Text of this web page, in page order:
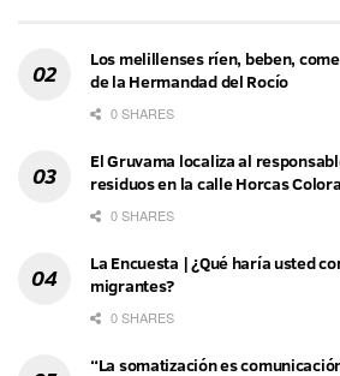
Los melillenses ríen, beben,
de la Hermandad del Rocío
0 SHARES
El Gruvama localiza al
residuos en la calle Horcas
0 SHARES
La Encuesta | ¿Qué haría usted
migrantes?
0 SHARES
“La somatización es